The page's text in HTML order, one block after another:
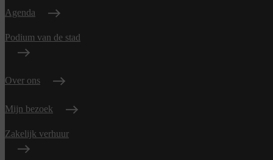
Agenda
Podium van de stad
Over ons
Mijn bezoek
Zakelijk verhuur